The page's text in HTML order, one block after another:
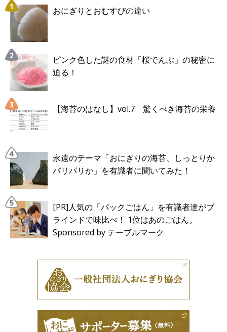
おにぎりとおむすびの違い
ピンク色した謎の食材「桜でんぶ」の秘密に
迫る！
【海苔のはなし】vol.7 驚くべき海苔の栄養
永遠のテーマ「おにぎりの海苔、しっとりか
パリパリか」を有識者に聞いてみた！
[PR]人気の「パックごはん」を有識者達がブ
ラインドで味比べ！ 1位はあのごはん。
Sponsored by テーブルマーク